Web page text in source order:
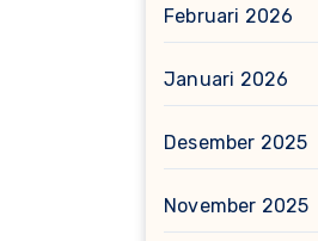
Februari 2026
Januari 2026
Desember 2025
November 2025